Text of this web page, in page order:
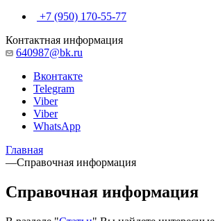
+7 (950) 170-55-77
Контактная информация
640987@bk.ru
Вконтакте
Telegram
Viber
Viber
WhatsApp
Главная
—Справочная информация
Справочная информация